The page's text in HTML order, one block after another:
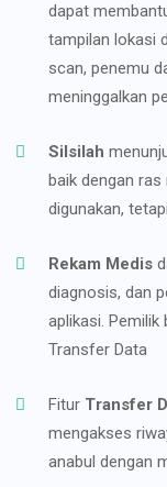
dapat
tampilan lokasi
scan, penemu
meninggalkan
Silsilah
baik dengan
digunakan,
Rekam Medis
diagnosis, dan
aplikasi.
Transfer Data
Fitur Transfer
mengakses
anabul dengan